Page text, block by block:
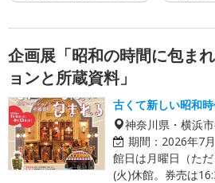
企画展「昭和の時間に包ま
ョンと所蔵資料」
古くて新しい昭和
神奈川県・横浜
期間： 2026年7
館日は月曜日（た
(火)休館。券売は